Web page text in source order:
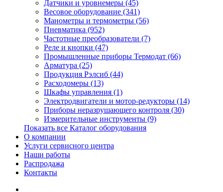
Датчики и уровнемеры (45)
Весовое оборудование (341)
Манометры и термометры (56)
Пневматика (952)
Частотные преобразователи (7)
Реле и кнопки (47)
Промышленные приборы Термодат (66)
Арматура (25)
Продукция Рэлсиб (44)
Расходомеры (13)
Шкафы управления (1)
Электродвигатели и мотор-редукторы (14)
Приборы неразрушающего контроля (30)
Измерительные инструменты (9)
Показать все Каталог оборудования
О компании
Услуги сервисного центра
Наши работы
Распродажа
Контакты